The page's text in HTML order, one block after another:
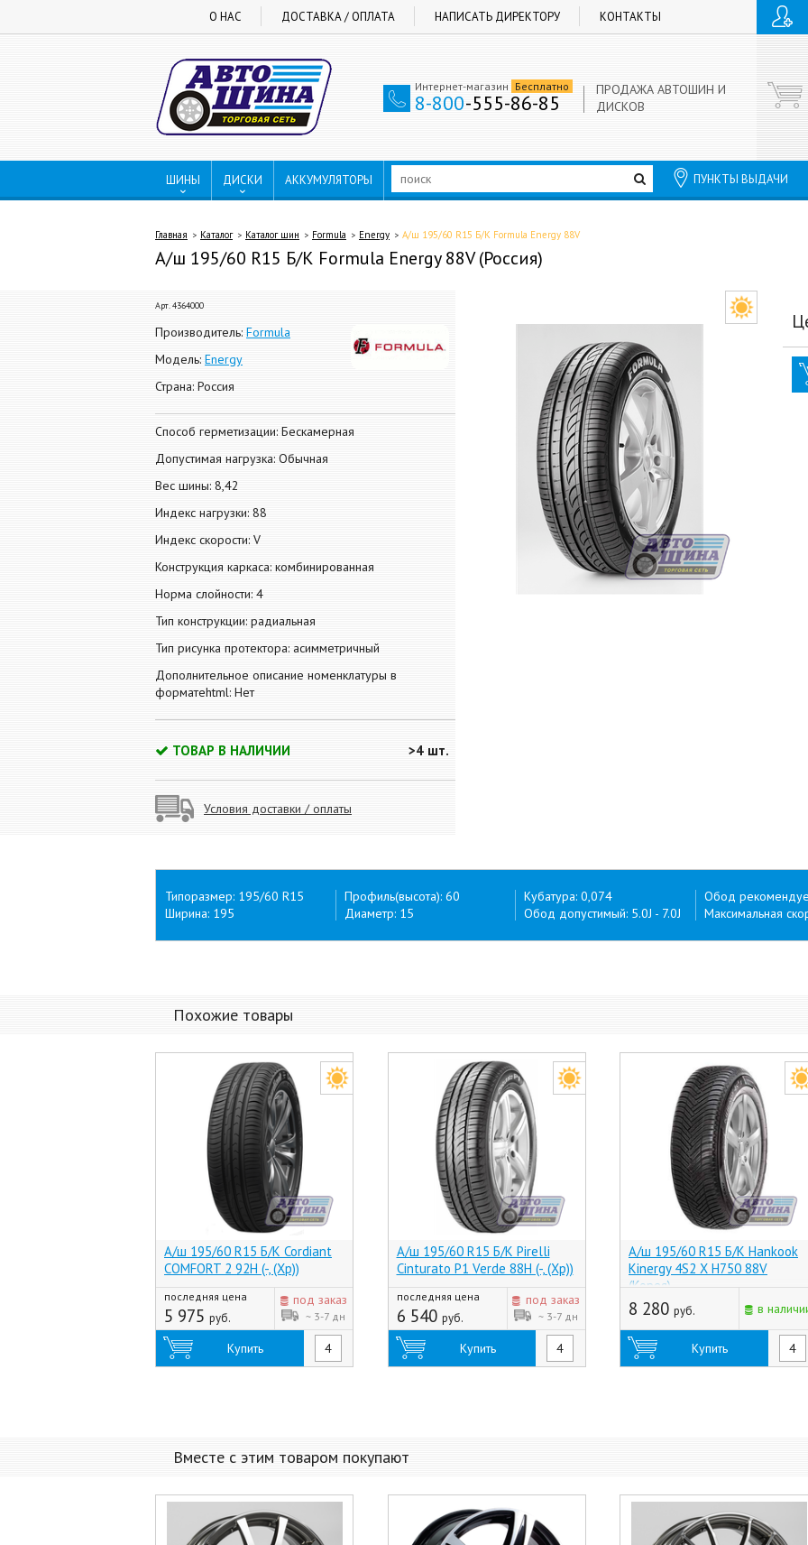
О НАС ДОСТАВКА / ОПЛАТА НАПИСАТЬ ДИРЕКТОРУ КОНТАКТЫ
Интернет-магазин Бесплатно
8-800-555-86-85
ПРОДАЖА АВТОШИН И
ДИСКОВ
ШИНЫ ДИСКИ АККУМУЛЯТОРЫ ПУНКТЫ ВЫДАЧИ
Главная Каталог Каталог шин Formula Energy А/ш 195/60 R15 Б/К Formula Energy 88V
А/ш 195/60 R15 Б/К Formula Energy 88V (Россия)
Арт. 4364000
Производитель: Formula
Модель: Energy
Страна: Россия
Способ герметизации: Бескамерная
Допустимая нагрузка: Обычная
Вес шины: 8,42
Индекс нагрузки: 88
Индекс скорости: V
Конструкция каркаса: комбинированная
Норма слойности: 4
Тип конструкции: радиальная
Тип рисунка протектора: асимметричный
Дополнительное описание номенклатуры в
форматеhtml: Нет
ТОВАР В НАЛИЧИИ >4 шт.
Условия доставки / оплаты
Типоразмер: 195/60 R15
Ширина: 195
Профиль(высота): 60
Диаметр: 15
Кубатура: 0,074
Обод допустимый: 5.0J - 7.0J
Обод
Максимальная
Похожие товары
А/ш 195/60 R15 Б/К Cordiant
COMFORT 2 92H (-, (Хр))
последняя цена
5 975 руб.
под заказ
~ 3-7 дн
Купить
А/ш 195/60 R15 Б/К Pirelli
Cinturato P1 Verde 88H (-, (Хр))
последняя цена
6 540 руб.
под заказ
~ 3-7 дн
Купить
А/ш 195/60 R15 Б/К Hankook
Kinergy 4S2 X H750 88V
(Корея)
8 280 руб. в
Купить
Вместе с этим товаром покупают